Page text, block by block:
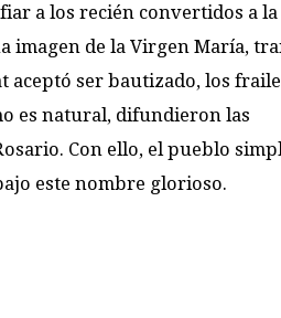
a los recién convertidos a la
imagen de la Virgen María,
aceptó ser bautizado, los
es natural, difundieron las
Con ello, el pueblo
este nombre glorioso.